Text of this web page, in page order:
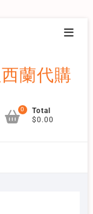
蘭代購
0
Total
$0.00